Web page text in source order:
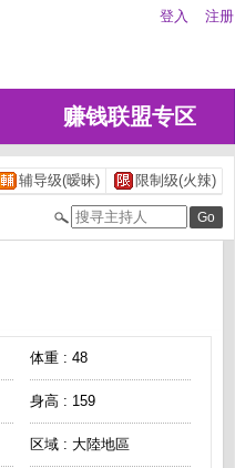
登入 注册
赚钱联盟专区
辅导级(暧昧) 限制级(火辣)
体重 : 48
身高 : 159
区域 : 大陸地區